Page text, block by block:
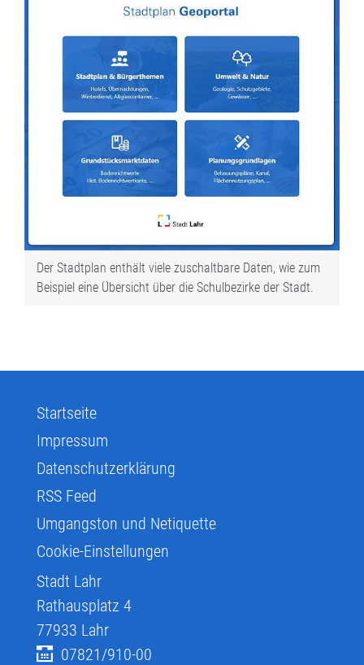
Der Stadtplan enthält viele zuschaltbare Daten, wie zum
Beispiel eine Übersicht über die Schulbezirke der Stadt.
Startseite
Impressum
Datenschutzerklärung
RSS Feed
Umgangston und Netiquette
Cookie-Einstellungen
Stadt Lahr
Rathausplatz 4
77933 Lahr
07821/910-00